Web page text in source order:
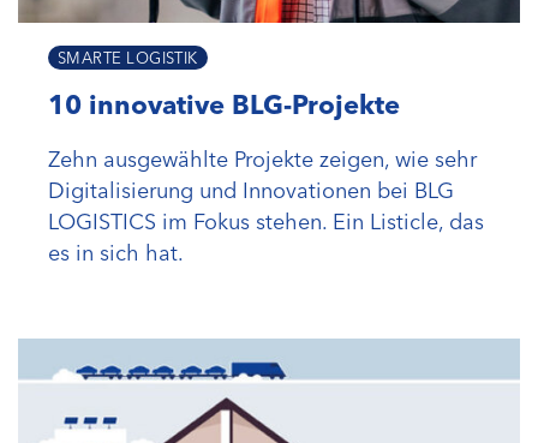
SMARTE LOGISTIK
10 innovative BLG-Projekte
Zehn ausgewählte Projekte zeigen, wie sehr
Digitalisierung und Innovationen bei BLG
LOGISTICS im Fokus stehen. Ein Listicle, das
es in sich hat.